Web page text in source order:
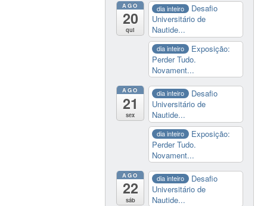
AGO
20
qui
dia inteiro
Desafio
Universitário de
Nautide...
dia inteiro
Exposição:
Perder Tudo.
Novament...
AGO
21
sex
dia inteiro
Desafio
Universitário de
Nautide...
dia inteiro
Exposição:
Perder Tudo.
Novament...
AGO
22
sáb
dia inteiro
Desafio
Universitário de
Nautide...